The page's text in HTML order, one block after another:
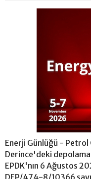
Enerji Günlüğü -
Derince'deki
EPDK'nın 6 Ağustos